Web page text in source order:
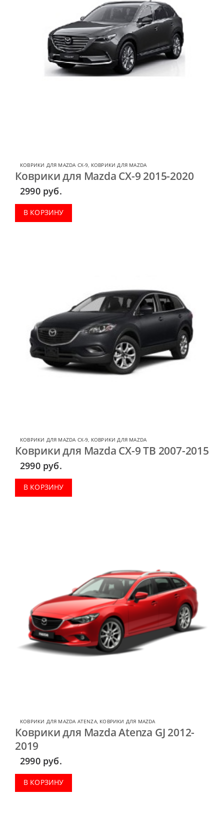
КОВРИКИ ДЛЯ MAZDA CX-9 КОВРИКИ ДЛЯ MAZDA
Коврики для Mazda CX-9 2015-2020
2990 руб.
В КОРЗИНУ
КОВРИКИ ДЛЯ MAZDA CX-9 КОВРИКИ ДЛЯ MAZDA
Коврики для Mazda CX-9 TB 2007-2015
2990 руб.
В КОРЗИНУ
КОВРИКИ ДЛЯ MAZDA ATENZA, КОВРИКИ ДЛЯ MAZDA
Коврики для Mazda Atenza GJ 2012-
2019
2990 руб.
В КОРЗИНУ